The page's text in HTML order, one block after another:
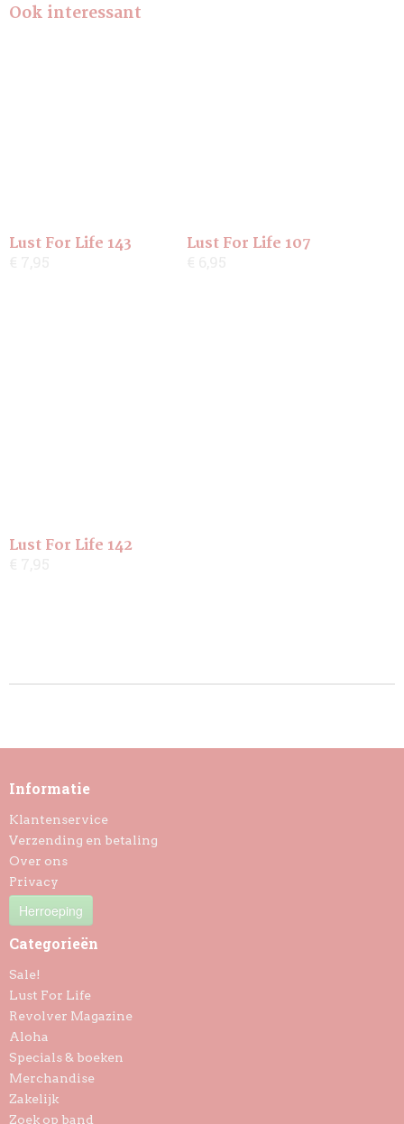
Ook interessant
Lust For Life 143 Lust For Life 107
Lust For Life 142
Informatie
Klantenservice
Verzending en betaling
Over ons
Privacy
Herroeping
Categorieën
Sale!
Lust For Life
Revolver Magazine
Aloha
Specials & boeken
Merchandise
Zakelijk
Zoek op band